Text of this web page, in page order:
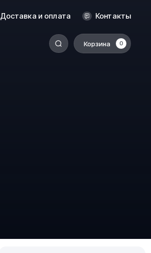
Доставка и оплата Контакты
Корзина 0
Оренбург
Ростов-на-Дону
Ярославль